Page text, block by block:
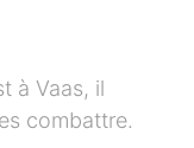
à Vaas, il
combattre.